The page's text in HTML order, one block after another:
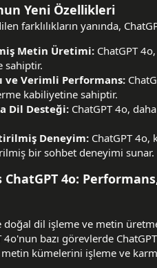
Yeni Özellikleri
farklılıkların yanında,
Metin Üretimi: ChatGPT
sahiptir.
ve Verimli Performans:
kabiliyetine sahiptir.
Dil Desteği: ChatGPT 4o,
Deneyim: ChatGPT 4o,
bir sohbet deneyimi sunar.
ChatGPT 4o:
dil işleme ve metin
4o'nun bazı görevlerde
kümelerini işleme ve